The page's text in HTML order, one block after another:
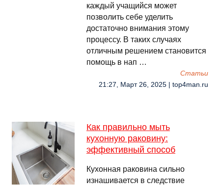
каждый учащийся может
позволить себе уделить
достаточно внимания этому
процессу. В таких случаях
отличным решением становится
помощь в нап …
Cтатьи
21:27, Март 26, 2025 | top4man.ru
Как правильно мыть
кухонную раковину:
эффективный способ
Кухонная раковина сильно
изнашивается в следствие